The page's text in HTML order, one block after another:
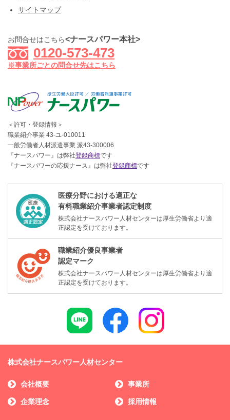
サイトマップ
お問合せはこちら<ナースパワー本社>
0120-573-473
※事業所ごとの問合せ先はこちら
＜許可・登録情報＞
職業紹介事業 43-ユ-010011
一般労働者人材派遣事業 派43-300006
『ナースパワー』は弊社登録商標です
『ナースパワーの応援ナース』は弊社登録商標です
医療分野における適正な
有料職業紹介事業者認定制度
株式会社ナースパワー人材センターは厚生労働省より適
正認定を受けております。
職業紹介優良事業者
認定マーク
株式会社ナースパワー人材センターは厚生労働省より適
正認定を受けております。
株式会社ナースパワー人材センター
会社概要 事業所
企業理念 採用情報